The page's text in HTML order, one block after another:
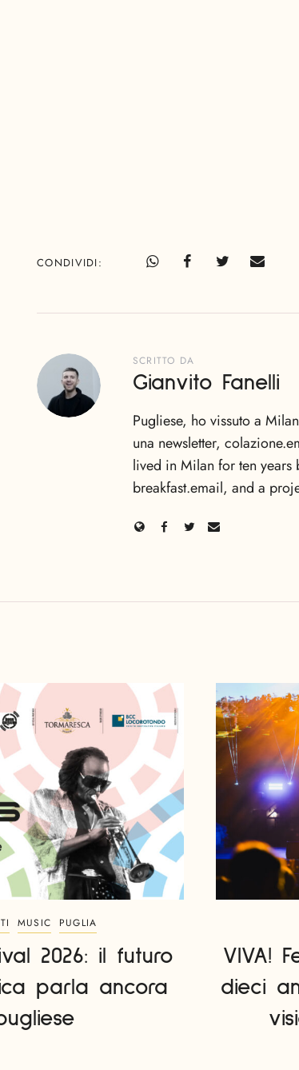
CONDIVIDI
SCRITTO DA
Gianvito Fanelli
Pugliese, ho vissuto a
una newsletter,
lived in Milan for ten years
breakfast.email, and a
MUSIC PUGLIA
2026: il futuro
parla ancora
VIVA!
dieci